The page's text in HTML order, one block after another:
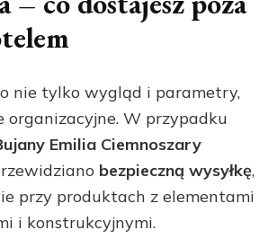
nie tylko wygląd i parametry,
organizacyjne. W przypadku
Emilia Ciemnoszary
bezpieczną wysyłkę,
przy produktach z elementami
i konstrukcyjnymi.